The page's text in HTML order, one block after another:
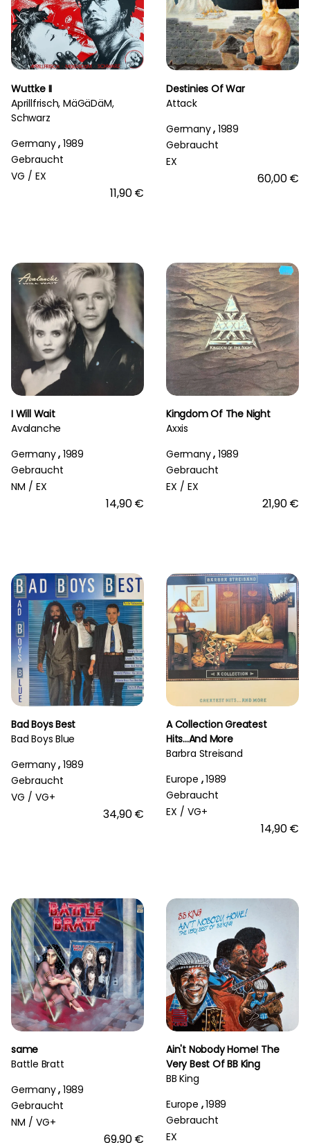
Wuttke II
Aprillfrisch, MäGäDäM,
Schwarz
Germany, 1989
Gebraucht
VG / EX
11,90 €
Destinies Of War
Attack
Germany, 1989
Gebraucht
EX
60,00 €
I Will Wait
Avalanche
Germany, 1989
Gebraucht
NM / EX
14,90 €
Kingdom Of The Night
Axxis
Germany, 1989
Gebraucht
EX / EX
21,90 €
Bad Boys Best
Bad Boys Blue
Germany, 1989
Gebraucht
VG / VG+
34,90 €
A Collection Greatest
Hits...And More
Barbra Streisand
Europe ,1989
Gebraucht
EX / VG+
14,90 €
same
Battle Bratt
Germany, 1989
Gebraucht
NM / VG+
69,90 €
Ain't Nobody Home! The
Very Best Of BB King
BB King
Europe ,1989
Gebraucht
EX